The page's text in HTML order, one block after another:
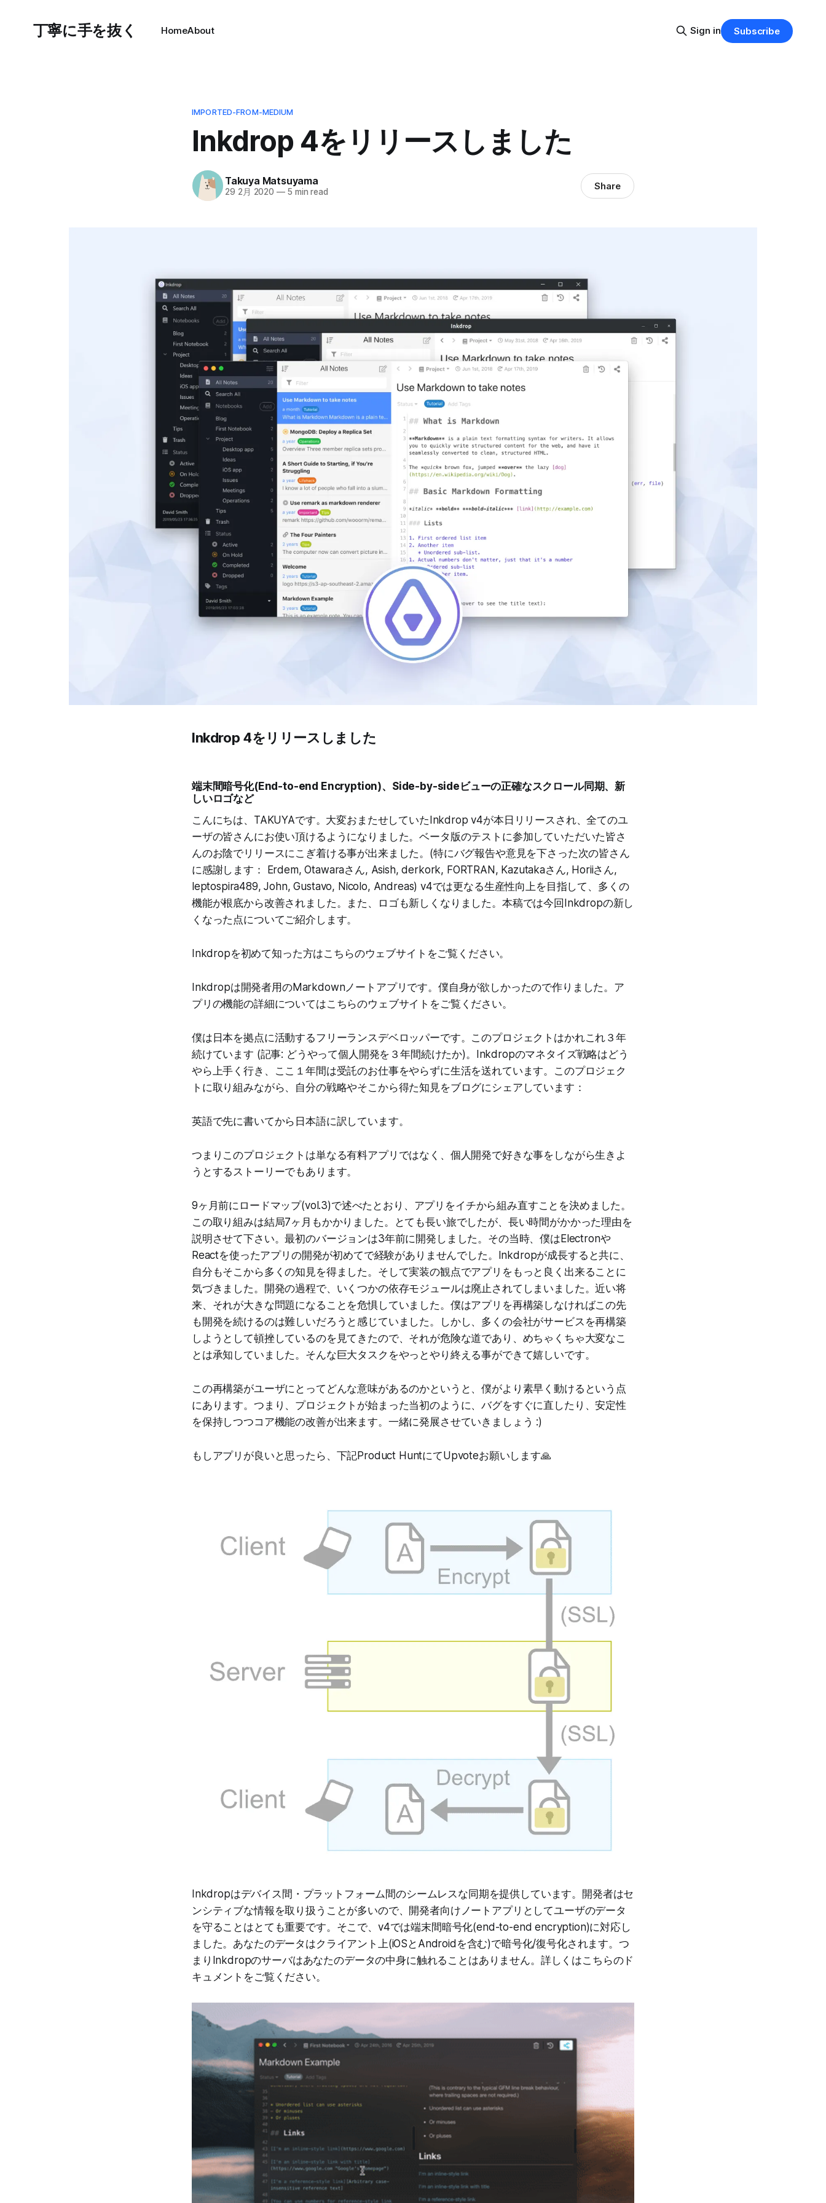
丁寧に手を抜く HomeAbout Sign in Subscribe
IMPORTED-FROM-MEDIUM
Inkdrop 4をリリースしました
Takuya Matsuyama
29 2月 2020 — 5 min read Share
Inkdrop 4をリリースしました
端末間暗号化(End-to-end Encryption)、Side-by-sideビューの正確なスクロール同期、新
しいロゴなど
こんにちは、TAKUYAです。大変おまたせしていたInkdrop v4が本日リリースされ、全てのユ
ーザの皆さんにお使い頂けるようになりました。ベータ版のテストに参加していただいた皆さ
んのお陰でリリースにこぎ着ける事が出来ました。(特にバグ報告や意見を下さった次の皆さん
に感謝します： Erdem, Otawaraさん, Asish, derkork, FORTRAN, Kazutakaさん, Horiiさん,
leptospira489, John, Gustavo, Nicolo, Andreas) v4では更なる生産性向上を目指して、多くの
機能が根底から改善されました。また、ロゴも新しくなりました。本稿では今回Inkdropの新し
くなった点についてご紹介します。
Inkdropを初めて知った方はこちらのウェブサイトをご覧ください。
Inkdropは開発者用のMarkdownノートアプリです。僕自身が欲しかったので作りました。ア
プリの機能の詳細についてはこちらのウェブサイトをご覧ください。
僕は日本を拠点に活動するフリーランスデベロッパーです。このプロジェクトはかれこれ３年
続けています (記事: どうやって個人開発を３年間続けたか)。Inkdropのマネタイズ戦略はどう
やら上手く行き、ここ１年間は受託のお仕事をやらずに生活を送れています。このプロジェク
トに取り組みながら、自分の戦略やそこから得た知見をブログにシェアしています：
英語で先に書いてから日本語に訳しています。
つまりこのプロジェクトは単なる有料アプリではなく、個人開発で好きな事をしながら生きよ
うとするストーリーでもあります。
9ヶ月前にロードマップ(vol.3)で述べたとおり、アプリをイチから組み直すことを決めました。
この取り組みは結局7ヶ月もかかりました。とても長い旅でしたが、長い時間がかかった理由を
説明させて下さい。最初のバージョンは3年前に開発しました。その当時、僕はElectronや
Reactを使ったアプリの開発が初めてで経験がありませんでした。Inkdropが成長すると共に、
自分もそこから多くの知見を得ました。そして実装の観点でアプリをもっと良く出来ることに
気づきました。開発の過程で、いくつかの依存モジュールは廃止されてしまいました。近い将
来、それが大きな問題になることを危惧していました。僕はアプリを再構築しなければこの先
も開発を続けるのは難しいだろうと感じていました。しかし、多くの会社がサービスを再構築
しようとして頓挫しているのを見てきたので、それが危険な道であり、めちゃくちゃ大変なこ
とは承知していました。そんな巨大タスクをやっとやり終える事ができて嬉しいです。
この再構築がユーザにとってどんな意味があるのかというと、僕がより素早く動けるという点
にあります。つまり、プロジェクトが始まった当初のように、バグをすぐに直したり、安定性
を保持しつつコア機能の改善が出来ます。一緒に発展させていきましょう :)
もしアプリが良いと思ったら、下記Product HuntにてUpvoteお願いします🙏
Inkdropはデバイス間・プラットフォーム間のシームレスな同期を提供しています。開発者はセ
ンシティブな情報を取り扱うことが多いので、開発者向けノートアプリとしてユーザのデータ
を守ることはとても重要です。そこで、v4では端末間暗号化(end-to-end encryption)に対応し
ました。あなたのデータはクライアント上(iOSとAndroidを含む)で暗号化/復号化されます。つ
まりInkdropのサーバはあなたのデータの中身に触れることはありません。詳しくはこちらのド
キュメントをご覧ください。